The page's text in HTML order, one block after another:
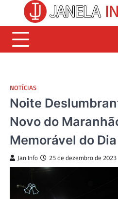
content
NOTÍCIAS
Noite
Novo do
Memorável do
Jan Info 25 de dezembro de 2023